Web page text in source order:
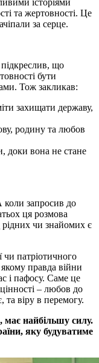
та жертовності. Це
за серце.
що
бути
Тож закликав:
захищати державу,
родину та любов
доки вона не стане
коли запросив до
ця розмова
чи знайомих є
чи патріотичного
правда війни
і пафосу. Саме це
– любов до
та віру в перемогу.
має найбільшу силу.
яку будуватиме